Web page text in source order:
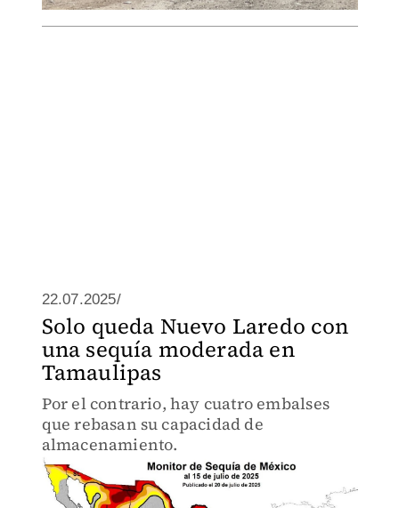
22.07.2025/
Solo queda Nuevo Laredo con
una sequía moderada en
Tamaulipas
Por el contrario, hay cuatro embalses
que rebasan su capacidad de
almacenamiento.